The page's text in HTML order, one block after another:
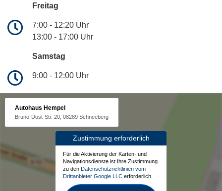
Freitag
7:00 - 12:20 Uhr
13:00 - 17:00 Uhr
Samstag
9:00 - 12:00 Uhr
Autohaus Hempel
Bruno-Dost-Str. 20, 08289 Schneeberg
Zustimmung erforderlich
Für die Aktivierung der Karten- und
Navigationsdienste ist Ihre Zustimmung
zu den Datenschutzrichtlinien vom
Drittanbieter Google LLC erforderlich.